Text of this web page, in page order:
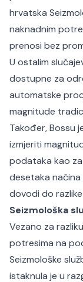
hrvatska
naknadnim
prenosi bez
U ostalim
dostupne za
automatske
magnitude
Također, Bossu
izmjeriti
podataka kao
desetaka
dovodi do
Seizmološka
Vezano za
potresima na
Seizmološke
istaknula je u